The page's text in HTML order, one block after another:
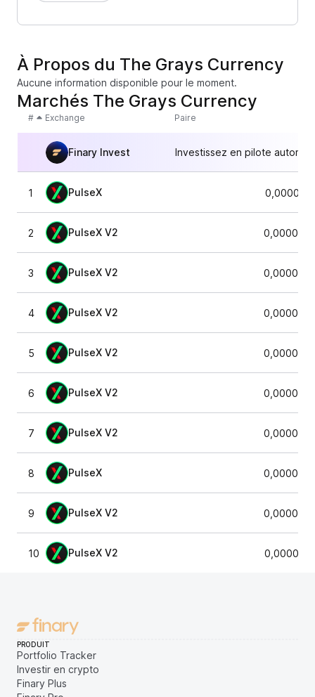
À Propos du The Grays Currency
Aucune information disponible pour le moment.
Marchés The Grays Currency
# Exchange Paire
Finary Invest Investissez en pilote
1 PulseX
2 PulseX V2
3 PulseX V2
4 PulseX V2
5 PulseX V2
6 PulseX V2
7 PulseX V2
8 PulseX
9 PulseX V2
10 PulseX V2
PRODUIT
Portfolio Tracker
Investir en crypto
Finary Plus